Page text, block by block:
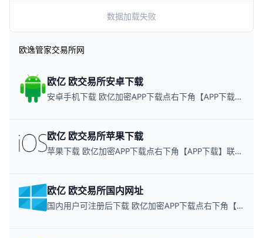
数据加载失败
欧逸管家交易所网
欧亿 欧交易所安卓下载
安卓手机下载 欧亿加密APP下载点右下角【APP下载】联系客服 每日更新可用链接
欧亿 欧交易所苹果下载
苹果下载 欧亿加密APP下载点右下角【APP下载】联系客服 每日更新可用链接
欧亿 欧交易所国内网址
国内用户可注册后下载 欧亿加密APP下载点右下角【APP下载】联系客服 每日更新可用链接